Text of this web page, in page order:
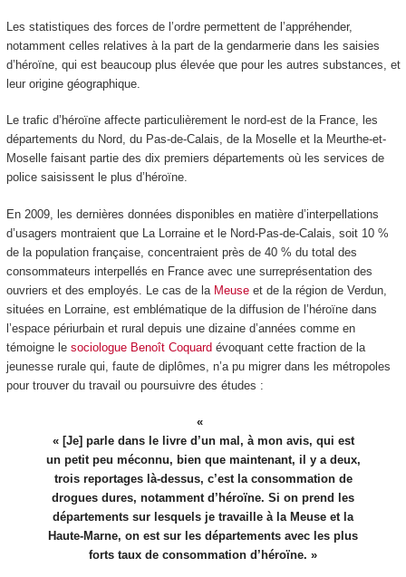
Les statistiques des forces de l’ordre permettent de l’appréhender,
notamment celles relatives à la part de la gendarmerie dans les saisies
d’héroïne, qui est beaucoup plus élevée que pour les autres substances, et
leur origine géographique.
Le trafic d’héroïne affecte particulièrement le nord-est de la France, les
départements du Nord, du Pas-de-Calais, de la Moselle et la Meurthe-et-
Moselle faisant partie des dix premiers départements où les services de
police saisissent le plus d’héroïne.
En 2009, les dernières données disponibles en matière d’interpellations
d’usagers montraient que La Lorraine et le Nord-Pas-de-Calais, soit 10 %
de la population française, concentraient près de 40 % du total des
consommateurs interpellés en France avec une surreprésentation des
ouvriers et des employés. Le cas de la Meuseet de la région de Verdun,
situées en Lorraine, est emblématique de la diffusion de l’héroïne dans
l’espace périurbain et rural depuis une dizaine d’années comme en
témoigne le sociologue Benoît Coquardévoquant cette fraction de la
jeunesse rurale qui, faute de diplômes, n’a pu migrer dans les métropoles
pour trouver du travail ou poursuivre des études :
« [Je] parle dans le livre d’un mal, à mon avis, qui est
un petit peu méconnu, bien que maintenant, il y a deux,
trois reportages là-dessus, c’est la consommation de
drogues dures, notamment d’héroïne. Si on prend les
départements sur lesquels je travaille à la Meuse et la
Haute-Marne, on est sur les départements avec les plus
forts taux de consommation d’héroïne. »